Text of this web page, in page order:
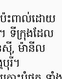
ប៉ះពាល់ដោយ
ទីក្រុងដែល
េស៊ី, ម៉ានីល
រី។